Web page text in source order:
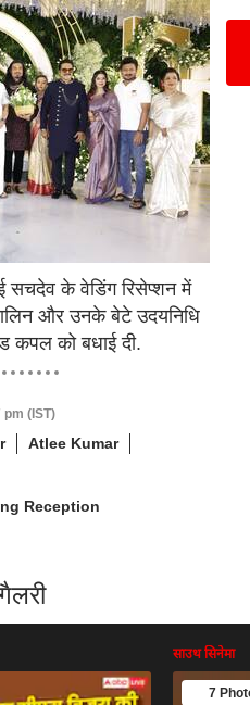
सचदेव के वेडिंग रिसेप्शन में
और उनके बेटे उदयनिधि
कपल को बधाई दी.
pm (IST)
Atlee Kumar
Reception
साउथ सिनेमा
7